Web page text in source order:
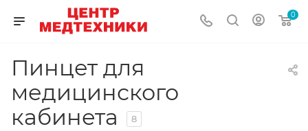
0
Пинцет для
медицинского
кабинета
8